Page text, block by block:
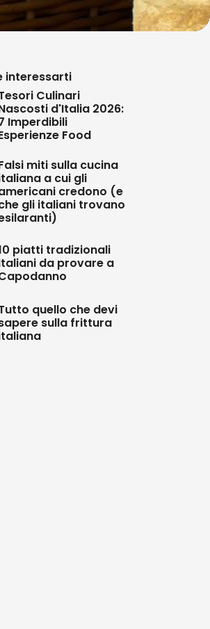
interessarti
Culinari
d'Italia 2026:
Imperdibili
Food
miti sulla cucina
a cui gli
credono (e
gli italiani trovano
piatti tradizionali
da provare a
quello che devi
sulla frittura